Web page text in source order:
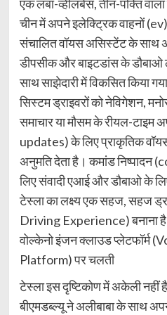
एक लंबा-व्हीलबेस, तीन-पंक्ति
चीन में अपने इलेक्ट्रिक वाहनों
संचालित वॉयस असिस्टेंट के साथ
डीपसीक और बाइटडांस के
साथ साझेदारी में विकसित किया
सिस्टम ड्राइवरों को नेविगेशन,
समाचार या मौसम के रीयल-
updates) के लिए प्राकृतिक
अनुमति देता है। कमांड
लिए संवादी एआई और डौबाओ के
टेस्ला का लक्ष्य एक सहज, सहज
Driving Experience) बनाना
वोल्केनो इंजन क्लाउड प्लेटफॉर्म
Platform) पर चलती
टेस्ला इस दृष्टिकोण में अकेली
बीएमडब्ल्यू ने अलीबाबा के साथ